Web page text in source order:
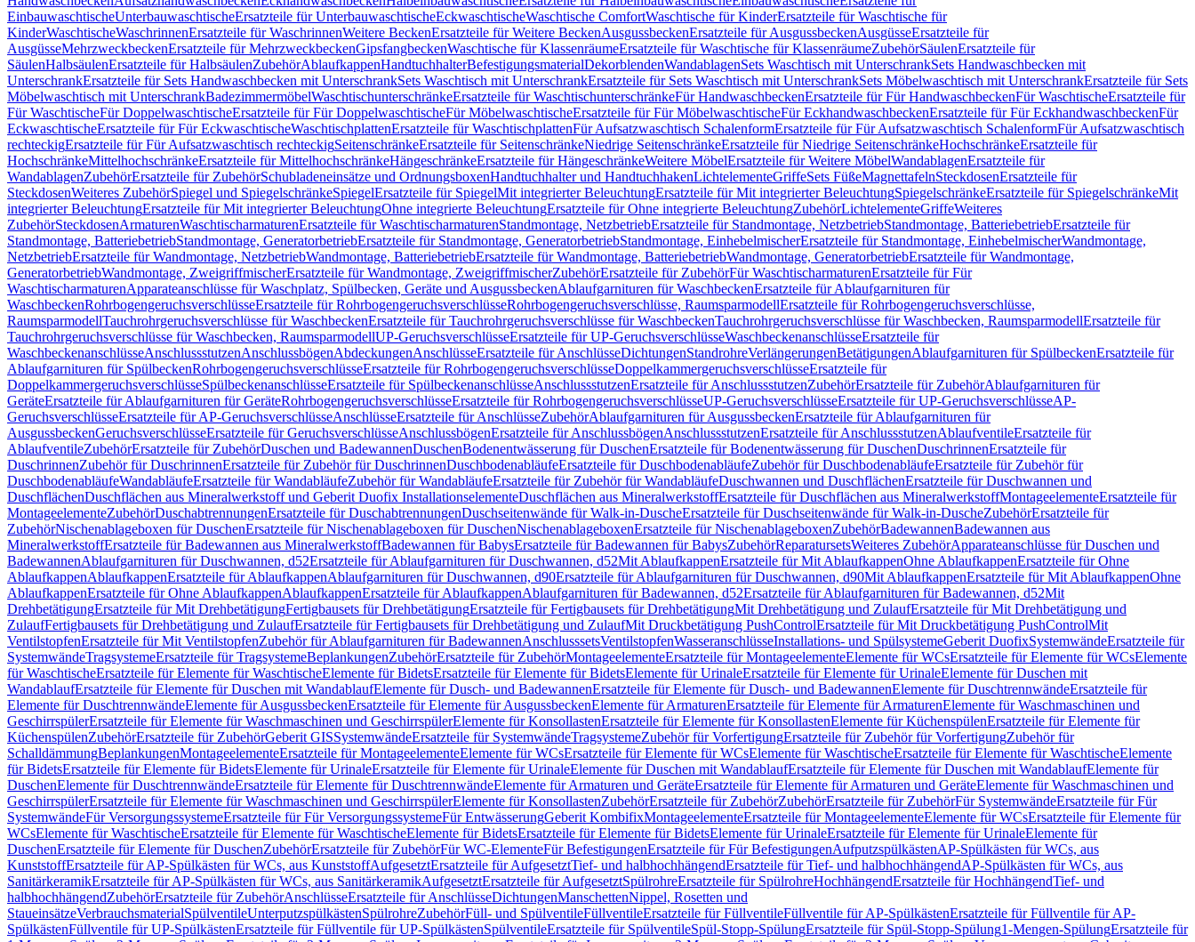
EinbauwaschtischeUnterbauwaschtischeErsatzteile für UnterbauwaschtischeEckwaschtischeWaschtische ComfortWaschtische für KinderErsatzteile für Waschtische für
KinderWaschtischeWaschrinnenErsatzteile für WaschrinnenWeitere BeckenErsatzteile für Weitere BeckenAusgussbeckenErsatzteile für AusgussbeckenAusgüsseErsatzteile für
AusgüsseMehrzweckbeckenErsatzteile für MehrzweckbeckenGipsfangbeckenWaschtische für KlassenräumeErsatzteile für Waschtische für KlassenräumeZubehörSäulenErsatzteile für
SäulenHalbsäulenErsatzteile für HalbsäulenZubehörAblaufkappenHandtuchhalterBefestigungsmaterialDekorblendenWandablagenSets Waschtisch mit UnterschrankSets Handwaschbecken mit
UnterschrankErsatzteile für Sets Handwaschbecken mit UnterschrankSets Waschtisch mit UnterschrankErsatzteile für Sets Waschtisch mit UnterschrankSets Möbelwaschtisch mit UnterschrankErsatzteile für Sets
Möbelwaschtisch mit UnterschrankBadezimmermöbelWaschtischunterschränkeErsatzteile für WaschtischunterschränkeFür HandwaschbeckenErsatzteile für Für HandwaschbeckenFür WaschtischeErsatzteile für
Für WaschtischeFür DoppelwaschtischeErsatzteile für Für DoppelwaschtischeFür MöbelwaschtischeErsatzteile für Für MöbelwaschtischeFür EckhandwaschbeckenErsatzteile für Für EckhandwaschbeckenFür
EckwaschtischeErsatzteile für Für EckwaschtischeWaschtischplattenErsatzteile für WaschtischplattenFür Aufsatzwaschtisch SchalenformErsatzteile für Für Aufsatzwaschtisch SchalenformFür Aufsatzwaschtisch
rechteckigErsatzteile für Für Aufsatzwaschtisch rechteckigSeitenschränkeErsatzteile für SeitenschränkeNiedrige SeitenschränkeErsatzteile für Niedrige SeitenschränkeHochschränkeErsatzteile für
HochschränkeMittelhochschränkeErsatzteile für MittelhochschränkeHängeschränkeErsatzteile für HängeschränkeWeitere MöbelErsatzteile für Weitere MöbelWandablagenErsatzteile für
WandablagenZubehörErsatzteile für ZubehörSchubladeneinsätze und OrdnungsboxenHandtuchhalter und HandtuchhakenLichtelementeGriffeSets FüßeMagnettafelnSteckdosenErsatzteile für
SteckdosenWeiteres ZubehörSpiegel und SpiegelschränkeSpiegelErsatzteile für SpiegelMit integrierter BeleuchtungErsatzteile für Mit integrierter BeleuchtungSpiegelschränkeErsatzteile für SpiegelschränkeMit
integrierter BeleuchtungErsatzteile für Mit integrierter BeleuchtungOhne integrierte BeleuchtungErsatzteile für Ohne integrierte BeleuchtungZubehörLichtelementeGriffeWeiteres
ZubehörSteckdosenArmaturenWaschtischarmaturenErsatzteile für WaschtischarmaturenStandmontage, NetzbetriebErsatzteile für Standmontage, NetzbetriebStandmontage, BatteriebetriebErsatzteile für
Standmontage, BatteriebetriebStandmontage, GeneratorbetriebErsatzteile für Standmontage, GeneratorbetriebStandmontage, EinhebelmischerErsatzteile für Standmontage, EinhebelmischerWandmontage,
NetzbetriebErsatzteile für Wandmontage, NetzbetriebWandmontage, BatteriebetriebErsatzteile für Wandmontage, BatteriebetriebWandmontage, GeneratorbetriebErsatzteile für Wandmontage,
GeneratorbetriebWandmontage, ZweigriffmischerErsatzteile für Wandmontage, ZweigriffmischerZubehörErsatzteile für ZubehörFür WaschtischarmaturenErsatzteile für Für
WaschtischarmaturenApparateanschlüsse für Waschplatz, Spülbecken, Geräte und AusgussbeckenAblaufgarnituren für WaschbeckenErsatzteile für Ablaufgarnituren für
WaschbeckenRohrbogengeruchsverschlüsseErsatzteile für RohrbogengeruchsverschlüsseRohrbogengeruchsverschlüsse, RaumsparmodellErsatzteile für Rohrbogengeruchsverschlüsse,
RaumsparmodellTauchrohrgeruchsverschlüsse für WaschbeckenErsatzteile für Tauchrohrgeruchsverschlüsse für WaschbeckenTauchrohrgeruchsverschlüsse für Waschbecken, RaumsparmodellErsatzteile für
Tauchrohrgeruchsverschlüsse für Waschbecken, RaumsparmodellUP-GeruchsverschlüsseErsatzteile für UP-GeruchsverschlüsseWaschbeckenanschlüsseErsatzteile für
WaschbeckenanschlüsseAnschlussstutzenAnschlussbögenAbdeckungenAnschlüsseErsatzteile für AnschlüsseDichtungenStandrohreVerlängerungenBetätigungenAblaufgarnituren für SpülbeckenErsatzteile für
Ablaufgarnituren für SpülbeckenRohrbogengeruchsverschlüsseErsatzteile für RohrbogengeruchsverschlüsseDoppelkammergeruchsverschlüsseErsatzteile für
DoppelkammergeruchsverschlüsseSpülbeckenanschlüsseErsatzteile für SpülbeckenanschlüsseAnschlussstutzenErsatzteile für AnschlussstutzenZubehörErsatzteile für ZubehörAblaufgarnituren für
GeräteErsatzteile für Ablaufgarnituren für GeräteRohrbogengeruchsverschlüsseErsatzteile für RohrbogengeruchsverschlüsseUP-GeruchsverschlüsseErsatzteile für UP-GeruchsverschlüsseAP-
GeruchsverschlüsseErsatzteile für AP-GeruchsverschlüsseAnschlüsseErsatzteile für AnschlüsseZubehörAblaufgarnituren für AusgussbeckenErsatzteile für Ablaufgarnituren für
AusgussbeckenGeruchsverschlüsseErsatzteile für GeruchsverschlüsseAnschlussbögenErsatzteile für AnschlussbögenAnschlussstutzenErsatzteile für AnschlussstutzenAblaufventileErsatzteile für
AblaufventileZubehörErsatzteile für ZubehörDuschen und BadewannenDuschenBodenentwässerung für DuschenErsatzteile für Bodenentwässerung für DuschenDuschrinnenErsatzteile für
DuschrinnenZubehör für DuschrinnenErsatzteile für Zubehör für DuschrinnenDuschbodenabläufeErsatzteile für DuschbodenabläufeZubehör für DuschbodenabläufeErsatzteile für Zubehör für
DuschbodenabläufeWandabläufeErsatzteile für WandabläufeZubehör für WandabläufeErsatzteile für Zubehör für WandabläufeDuschwannen und DuschflächenErsatzteile für Duschwannen und
DuschflächenDuschflächen aus Mineralwerkstoff und Geberit Duofix InstallationselementeDuschflächen aus MineralwerkstoffErsatzteile für Duschflächen aus MineralwerkstoffMontageelementeErsatzteile für
MontageelementeZubehörDuschabtrennungenErsatzteile für DuschabtrennungenDuschseitenwände für Walk-in-DuscheErsatzteile für Duschseitenwände für Walk-in-DuscheZubehörErsatzteile für
ZubehörNischenablageboxen für DuschenErsatzteile für Nischenablageboxen für DuschenNischenablageboxenErsatzteile für NischenablageboxenZubehörBadewannenBadewannen aus
MineralwerkstoffErsatzteile für Badewannen aus MineralwerkstoffBadewannen für BabysErsatzteile für Badewannen für BabysZubehörReparatursetsWeiteres ZubehörApparateanschlüsse für Duschen und
BadewannenAblaufgarnituren für Duschwannen, d52Ersatzteile für Ablaufgarnituren für Duschwannen, d52Mit AblaufkappenErsatzteile für Mit AblaufkappenOhne AblaufkappenErsatzteile für Ohne
AblaufkappenAblaufkappenErsatzteile für AblaufkappenAblaufgarnituren für Duschwannen, d90Ersatzteile für Ablaufgarnituren für Duschwannen, d90Mit AblaufkappenErsatzteile für Mit AblaufkappenOhne
AblaufkappenErsatzteile für Ohne AblaufkappenAblaufkappenErsatzteile für AblaufkappenAblaufgarnituren für Badewannen, d52Ersatzteile für Ablaufgarnituren für Badewannen, d52Mit
DrehbetätigungErsatzteile für Mit DrehbetätigungFertigbausets für DrehbetätigungErsatzteile für Fertigbausets für DrehbetätigungMit Drehbetätigung und ZulaufErsatzteile für Mit Drehbetätigung und
ZulaufFertigbausets für Drehbetätigung und ZulaufErsatzteile für Fertigbausets für Drehbetätigung und ZulaufMit Druckbetätigung PushControlErsatzteile für Mit Druckbetätigung PushControlMit
VentilstopfenErsatzteile für Mit VentilstopfenZubehör für Ablaufgarnituren für BadewannenAnschlusssetsVentilstopfenWasseranschlüsseInstallations- und SpülsystemeGeberit DuofixSystemwändeErsatzteile für
SystemwändeTragsystemeErsatzteile für TragsystemeBeplankungenZubehörErsatzteile für ZubehörMontageelementeErsatzteile für MontageelementeElemente für WCsErsatzteile für Elemente für WCsElemente
für WaschtischeErsatzteile für Elemente für WaschtischeElemente für BidetsErsatzteile für Elemente für BidetsElemente für UrinaleErsatzteile für Elemente für UrinaleElemente für Duschen mit
WandablaufErsatzteile für Elemente für Duschen mit WandablaufElemente für Dusch- und BadewannenErsatzteile für Elemente für Dusch- und BadewannenElemente für DuschtrennwändeErsatzteile für
Elemente für DuschtrennwändeElemente für AusgussbeckenErsatzteile für Elemente für AusgussbeckenElemente für ArmaturenErsatzteile für Elemente für ArmaturenElemente für Waschmaschinen und
GeschirrspülerErsatzteile für Elemente für Waschmaschinen und GeschirrspülerElemente für KonsollastenErsatzteile für Elemente für KonsollastenElemente für KüchenspülenErsatzteile für Elemente für
KüchenspülenZubehörErsatzteile für ZubehörGeberit GISSystemwändeErsatzteile für SystemwändeTragsystemeZubehör für VorfertigungErsatzteile für Zubehör für VorfertigungZubehör für
SchalldämmungBeplankungenMontageelementeErsatzteile für MontageelementeElemente für WCsErsatzteile für Elemente für WCsElemente für WaschtischeErsatzteile für Elemente für WaschtischeElemente
für BidetsErsatzteile für Elemente für BidetsElemente für UrinaleErsatzteile für Elemente für UrinaleElemente für Duschen mit WandablaufErsatzteile für Elemente für Duschen mit WandablaufElemente für
DuschenElemente für DuschtrennwändeErsatzteile für Elemente für DuschtrennwändeElemente für Armaturen und GeräteErsatzteile für Elemente für Armaturen und GeräteElemente für Waschmaschinen und
GeschirrspülerErsatzteile für Elemente für Waschmaschinen und GeschirrspülerElemente für KonsollastenZubehörErsatzteile für ZubehörZubehörErsatzteile für ZubehörFür SystemwändeErsatzteile für Für
SystemwändeFür VersorgungssystemeErsatzteile für Für VersorgungssystemeFür EntwässerungGeberit KombifixMontageelementeErsatzteile für MontageelementeElemente für WCsErsatzteile für Elemente für
WCsElemente für WaschtischeErsatzteile für Elemente für WaschtischeElemente für BidetsErsatzteile für Elemente für BidetsElemente für UrinaleErsatzteile für Elemente für UrinaleElemente für
DuschenErsatzteile für Elemente für DuschenZubehörErsatzteile für ZubehörFür WC-ElementeFür BefestigungenErsatzteile für Für BefestigungenAufputzspülkästenAP-Spülkästen für WCs, aus
KunststoffErsatzteile für AP-Spülkästen für WCs, aus KunststoffAufgesetztErsatzteile für AufgesetztTief- und halbhochhängendErsatzteile für Tief- und halbhochhängendAP-Spülkästen für WCs, aus
SanitärkeramikErsatzteile für AP-Spülkästen für WCs, aus SanitärkeramikAufgesetztErsatzteile für AufgesetztSpülrohreErsatzteile für SpülrohreHochhängendErsatzteile für HochhängendTief- und
halbhochhängendZubehörErsatzteile für ZubehörAnschlüsseErsatzteile für AnschlüsseDichtungenManschettenNippel, Rosetten und
StaueinsätzeVerbrauchsmaterialSpülventileUnterputzspülkästenSpülrohreZubehörFüll- und SpülventileFüllventileErsatzteile für FüllventileFüllventile für AP-SpülkästenErsatzteile für Füllventile für AP-
SpülkästenFüllventile für UP-SpülkästenErsatzteile für Füllventile für UP-SpülkästenSpülventileErsatzteile für SpülventileSpül-Stopp-SpülungErsatzteile für Spül-Stopp-Spülung1-Mengen-SpülungErsatzteile für